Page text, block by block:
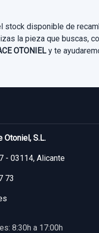
stock disponible de
la pieza que buscas,
OTONIELy te
Otoniel, S.L.
- 03114, Alicante
73
8:30h a 17:00h